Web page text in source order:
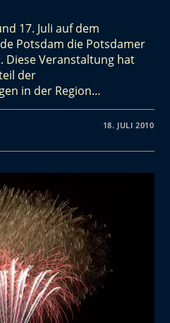
17. Juli auf dem
Potsdam die Potsdamer
Diese Veranstaltung hat
der
in der Region…
18. JULI 2010